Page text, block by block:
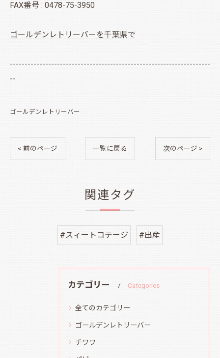
FAX番号 : 0478-75-3950
ゴールデンレトリーバーを千葉県で
--------------------------------------------------------------------
--
ゴールデンレトリーバー
< 前のページ 一覧に戻る 次のページ >
関連タグ
#スィートコテージ #出産
カテゴリー Categories
全てのカテゴリー
ゴールデンレトリーバー
チワワ